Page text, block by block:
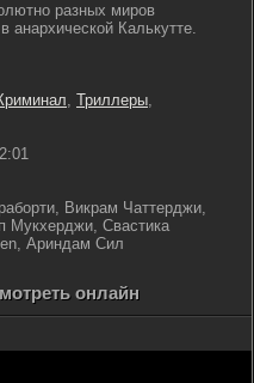
разных миров
анархической Калькутте.
, Триллеры,
Викрам Чаттерджи,
Мукхерджи, Свастика
Ариндам Сил
онлайн